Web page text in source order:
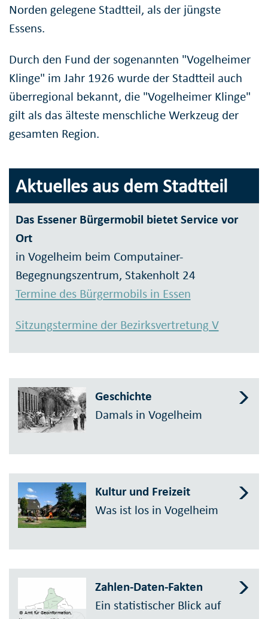
Norden gelegene Stadtteil, als der jüngste
Essens.
Durch den Fund der sogenannten "Vogelheimer
Klinge" im Jahr 1926 wurde der Stadtteil auch
überregional bekannt, die "Vogelheimer Klinge"
gilt als das älteste menschliche Werkzeug der
gesamten Region.
Aktuelles aus dem Stadtteil
Das Essener Bürgermobil bietet Service vor
Ort
in Vogelheim beim Computainer-
Begegnungszentrum, Stakenholt 24
Termine des Bürgermobils in Essen
Sitzungstermine der Bezirksvertretung V
Geschichte
Damals in Vogelheim
Kultur und Freizeit
Was ist los in Vogelheim
© Amt für Geoinformation,
Zahlen-Daten-Fakten
Ein statistischer Blick auf